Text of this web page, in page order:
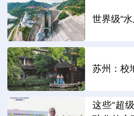
世界级“
苏州：校
这些“超